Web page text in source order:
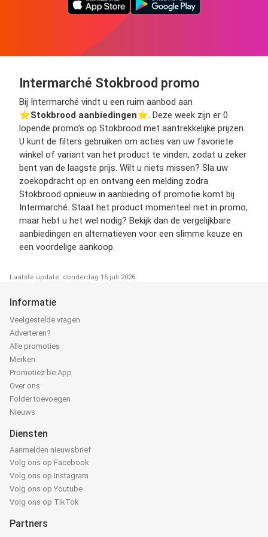
Intermarché Stokbrood promo
Bij Intermarché vindt u een ruim aanbod aan
⭐️Stokbrood aanbiedingen⭐️. Deze week zijn er 0
lopende promo’s op Stokbrood met aantrekkelijke prijzen.
U kunt de filters gebruiken om acties van uw favoriete
winkel of variant van het product te vinden, zodat u zeker
bent van de laagste prijs. Wilt u niets missen? Sla uw
zoekopdracht op en ontvang een melding zodra
Stokbrood opnieuw in aanbieding of promotie komt bij
Intermarché. Staat het product momenteel niet in promo,
maar hebt u het wel nodig? Bekijk dan de vergelijkbare
aanbiedingen en alternatieven voor een slimme keuze en
een voordelige aankoop.
Laatste update: donderdag 16 juli 2026
Informatie
Veelgestelde vragen
Adverteren?
Alle promoties
Merken
Promotiez.be App
Over ons
Folder toevoegen
Nieuws
Diensten
Aanmelden nieuwsbrief
Volg ons op Facebook
Volg ons op Instagram
Volg ons op Youtube
Volg ons op TikTok
Partners